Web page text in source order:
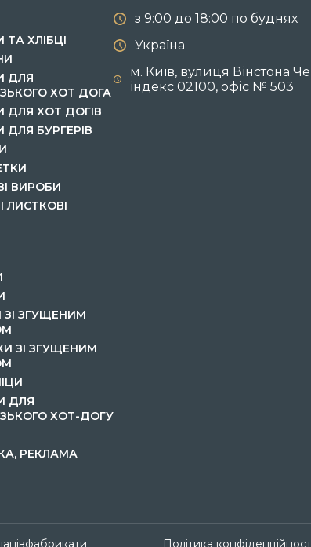
ХЛІБЦІ
ДЛЯ
ХОТ ДОГА
ДЛЯ ХОТ ДОГІВ
ДЛЯ БУРГЕРІВ
ВИРОБИ
ЛИСТКОВІ
ЗІ ЗГУЩЕНИМ
ЗІ ЗГУЩЕНИМ
ДЛЯ
ХОТ-ДОГУ
РЕКЛАМА
з 9:00 до 18:00 по буднях
Україна
м. Київ, вулиця Вінстона
індекс 02100, офіс № 503
Політика